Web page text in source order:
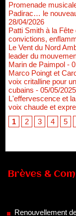
Promenade
Padirac… le
28/04/2026
Patti Smith à la
convictions,
Le Vent du Nord
leader du
Marin de Paimpol -
Marco Poingt et
voix critalline pour
cubains - 05/05/2025
L'effervescence et
voix chaude et
1
2 3 4 5
Brèves & Com